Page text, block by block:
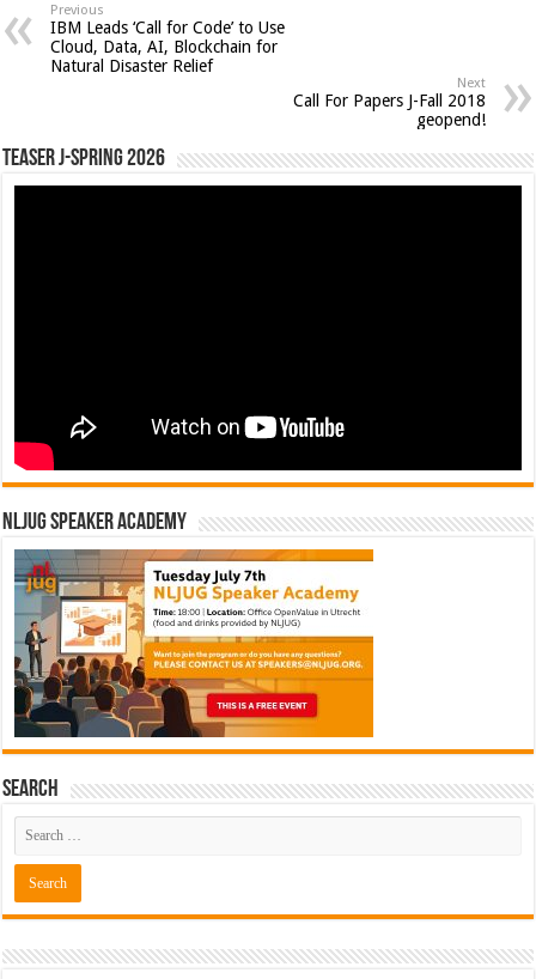
Previous
IBM Leads ‘Call for Code’ to Use
Cloud, Data, AI, Blockchain for
Natural Disaster Relief
Next
Call For Papers J-Fall 2018
geopend!
Teaser J-Spring 2026
NLJUG Speaker Academy
Search